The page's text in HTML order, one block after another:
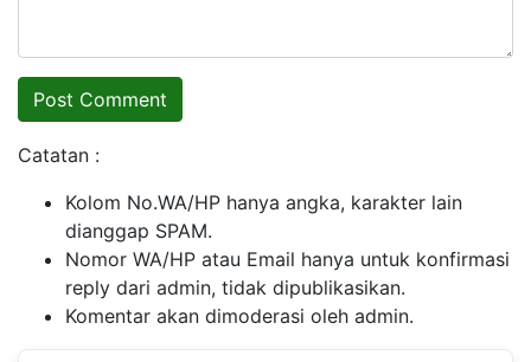
Catatan :
Kolom No.WA/HP hanya angka, karakter lain
dianggap SPAM.
Nomor WA/HP atau Email hanya untuk konfirmasi
reply dari admin, tidak dipublikasikan.
Komentar akan dimoderasi oleh admin.